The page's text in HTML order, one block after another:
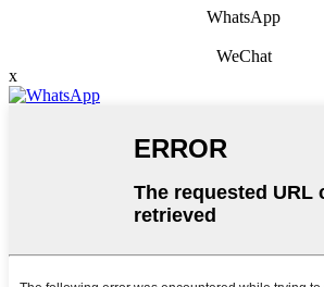
WhatsApp
WeChat
x